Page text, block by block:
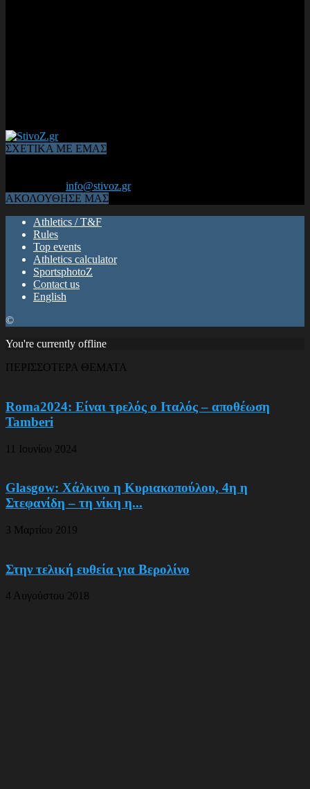
ΣΧΕΤΙΚΑ ΜΕ ΕΜΑΣ
info@stivoz.gr
ΑΚΟΛΟΥΘΗΣΕ ΜΑΣ
Athletics / T&F
Rules
Top events
Athletics calculator
SportsphotoZ
Contact us
English
©
You're currently offline
ΠΕΡΙΣΣΟΤΕΡΑ ΘΕΜΑΤΑ
Roma2024: Είναι τρελός ο Ιταλός – αποθέωση
Tamberi
11 Ιουνίου 2024
Glasgow: Χάλκινο η Κυριακοπούλου, 4η η
Στεφανίδη – τη νίκη η...
3 Μαρτίου 2019
Στην τελική ευθεία για Βερολίνο
4 Αυγούστου 2018